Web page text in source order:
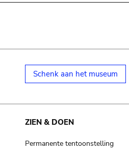
Schenk aan het museum
ZIEN & DOEN
Permanente tentoonstelling